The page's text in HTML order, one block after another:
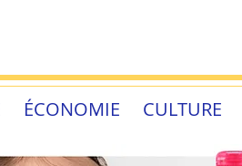
ÉCONOMIE CULTURE